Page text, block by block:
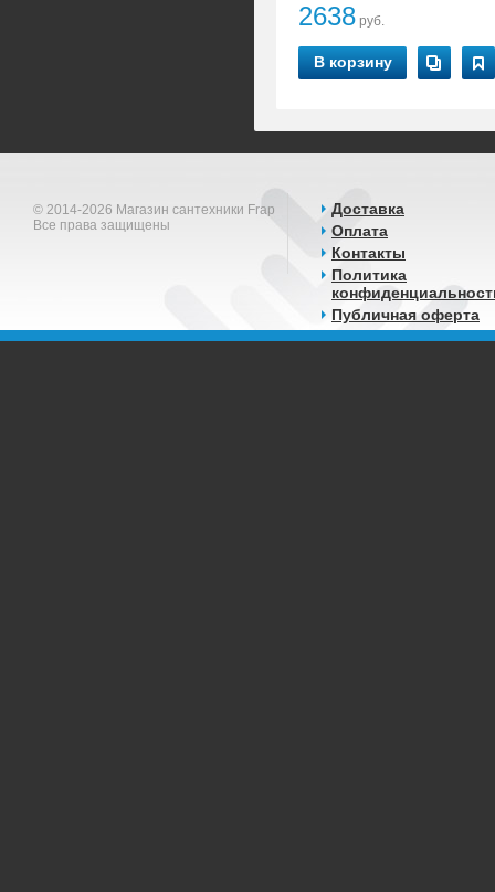
2638 руб.
В корзину
© 2014-2026 Магазин сантехники Frap
Все права защищены
Доставка
Оплата
Контакты
Политика
Публичная оферта